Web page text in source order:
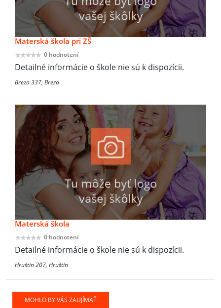
Materská škola pri ZŠ
0 hodnotení
Detailné informácie o škole nie sú k dispozícii.
Breza 337, Breza
Materská škola
0 hodnotení
Detailné informácie o škole nie sú k dispozícii.
Hruštín 207, Hruštín
MOHLO BY VÁS ZAUJÍMAŤ